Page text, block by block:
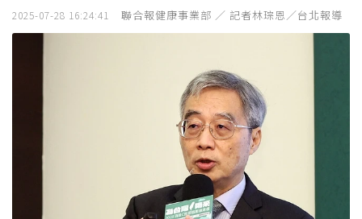
2025-07-28 16:24:41 聯合報健康事業部 ／ 記者林琮恩／台北報導